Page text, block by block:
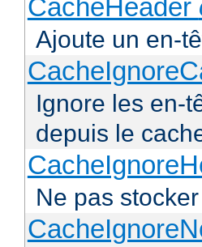
CacheHeader
Ajoute un en-
Ignore les en-
depuis le
Ne pas